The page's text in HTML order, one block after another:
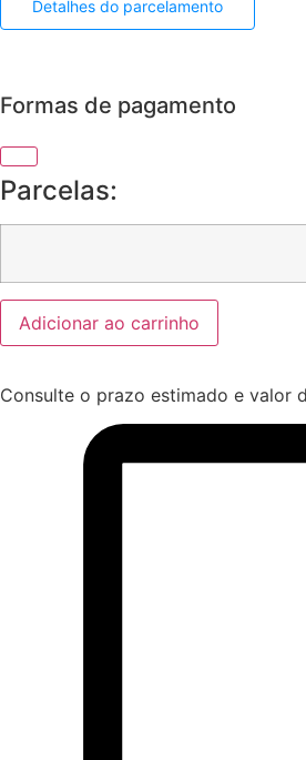
Detalhes do parcelamento
Formas de pagamento
Parcelas:
Centralis
50ml
quantidade
Adicionar ao carrinho
Consulte o prazo estimado e valor